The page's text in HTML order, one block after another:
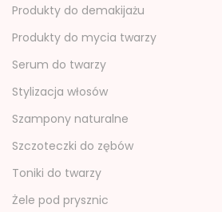
Produkty do demakijażu
Produkty do mycia twarzy
Serum do twarzy
Stylizacja włosów
Szampony naturalne
Szczoteczki do zębów
Toniki do twarzy
Żele pod prysznic